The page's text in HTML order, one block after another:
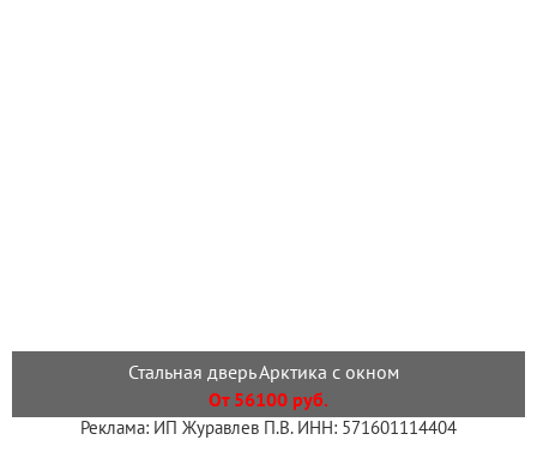
Стальная дверь Арктика с окном
От 56100 руб.
Реклама: ИП Журавлев П.В. ИНН: 571601114404